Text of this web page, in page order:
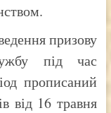
призову
під час
прописаний
від 16 травня